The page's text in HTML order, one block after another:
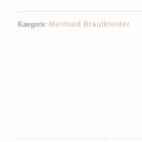
Kategorie: Mermaid Brautkleider